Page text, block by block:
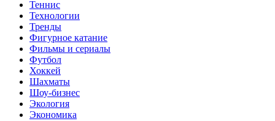
Теннис
Технологии
Тренды
Фигурное катание
Фильмы и сериалы
Футбол
Хоккей
Шахматы
Шоу-бизнес
Экология
Экономика